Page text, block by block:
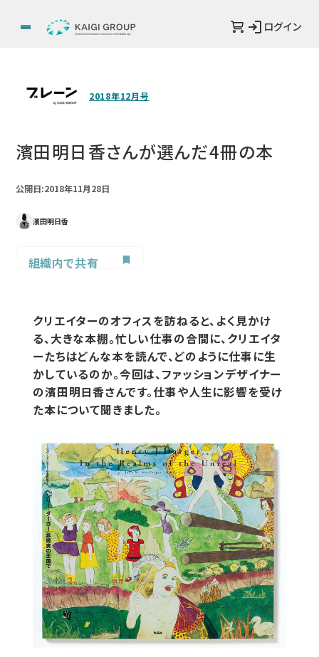
ログイン
2018年12月号
濱田明日香さんが選んだ4冊の本
公開日:2018年11月28日
濱田明日香
組織内で共有
クリエイターのオフィスを訪ねると、よく見かけ
る、大きな本棚。忙しい仕事の合間に、クリエイタ
ーたちはどんな本を読んで、どのように仕事に生
かしているのか。今回は、ファッションデザイナー
の濱田明日香さんです。仕事や人生に影響を受け
た本について聞きました。